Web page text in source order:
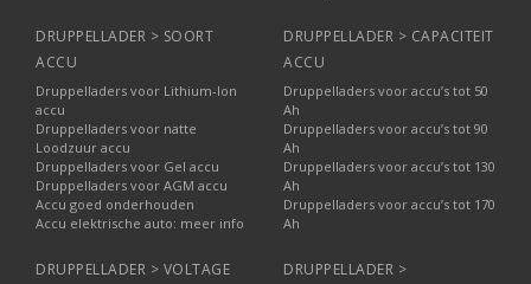
DRUPPELLADER > SOORT
ACCU
Druppelladers voor Lithium-Ion
accu
Druppelladers voor natte
Loodzuur accu
Druppelladers voor Gel accu
Druppelladers voor AGM accu
Accu goed onderhouden
Accu elektrische auto: meer info
DRUPPELLADER > CAPACITEIT
ACCU
Druppelladers voor accu’s tot 50
Ah
Druppelladers voor accu’s tot 90
Ah
Druppelladers voor accu’s tot 130
Ah
Druppelladers voor accu’s tot 170
Ah
DRUPPELLADER > VOLTAGE
DRUPPELLADER >